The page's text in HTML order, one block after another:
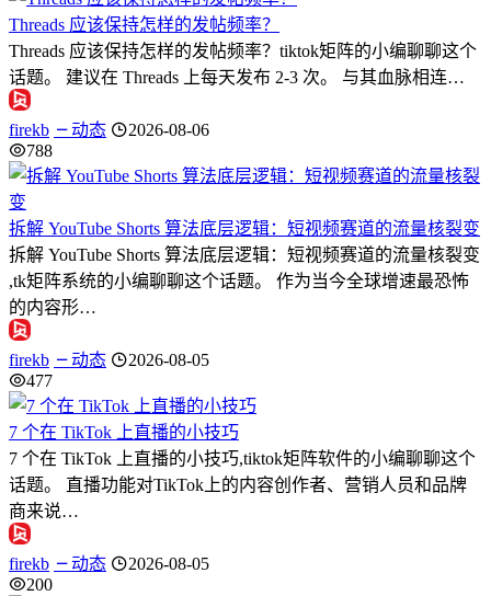
Threads 应该保持怎样的发帖频率？
Threads 应该保持怎样的发帖频率？tiktok矩阵的小编聊聊这个
话题。 建议在 Threads 上每天发布 2-3 次。 与其血脉相连…
firekb 动态
2026-08-06
788
拆解 YouTube Shorts 算法底层逻辑：短视频赛道的流量核裂变
拆解 YouTube Shorts 算法底层逻辑：短视频赛道的流量核裂变
,tk矩阵系统的小编聊聊这个话题。 作为当今全球增速最恐怖
的内容形…
firekb 动态
2026-08-05
477
7 个在 TikTok 上直播的小技巧
7 个在 TikTok 上直播的小技巧,tiktok矩阵软件的小编聊聊这个
话题。 直播功能对TikTok上的内容创作者、营销人员和品牌
商来说…
firekb 动态
2026-08-05
200